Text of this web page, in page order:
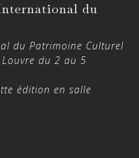
du
du Patrimoine Culturel
du 2 au 5
édition en salle